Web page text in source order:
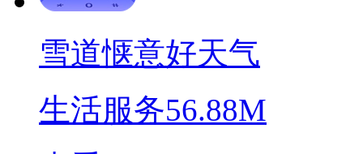
雪道惬意好天气
生活服务56.88M